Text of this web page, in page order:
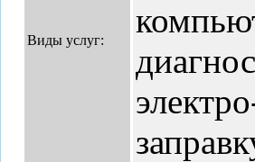
Виды услуг: